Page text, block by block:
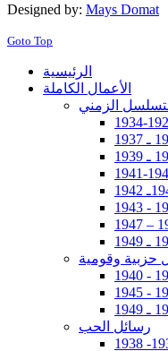
Designed by: Mays Domat
Goto Top
الرئيسية
الأعمال الكاملة
الزمني
حزبية وقومية
رسائل الحب